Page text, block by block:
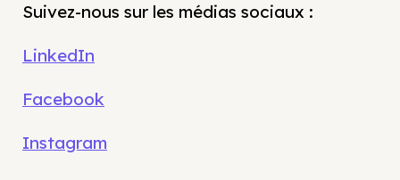
Suivez-nous sur les médias sociaux :
LinkedIn
Facebook
Instagram